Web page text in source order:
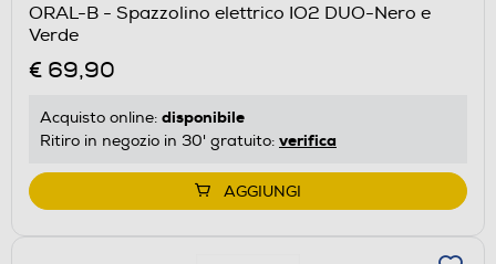
ORAL-B - Spazzolino elettrico IO2 DUO-Nero e
Verde
€ 69,90
Acquisto online: disponibile
Ritiro in negozio in 30' gratuito: verifica
AGGIUNGI